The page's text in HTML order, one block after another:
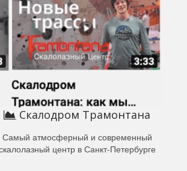
Скалодром Трамонтана
Самый атмосферный и современный
центр в Санкт-Петербурге